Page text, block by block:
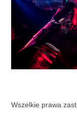
Wszelkie prawa